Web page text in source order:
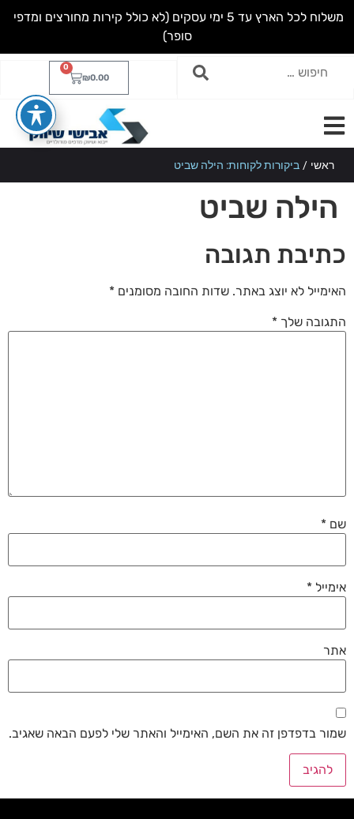
משלוח לכל הארץ עד 5 ימי עסקים (לא כולל קירות מחורצים ומדפי
סופר)
₪0.00
0
ראשי / ביקורות לקוחות: הילה שביט
הילה שביט
כתיבת תגובה
האימייל לא יוצג באתר. שדות החובה מסומנים *
התגובה שלך *
שם *
אימייל *
אתר
שמור בדפדפן זה את השם, האימייל והאתר שלי לפעם הבאה שאגיב.